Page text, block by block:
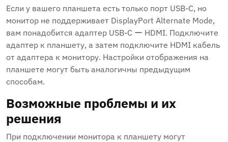
Если у вашего планшета есть только порт USB-C, но
монитор не поддерживает DisplayPort Alternate Mode,
вам понадобится адаптер USB-C ー HDMI. Подключите
адаптер к планшету, а затем подключите HDMI кабель
от адаптера к монитору. Настройки отображения на
планшете могут быть аналогичны предыдущим
способам.
Возможные проблемы и их
решения
При подключении монитора к планшету могут